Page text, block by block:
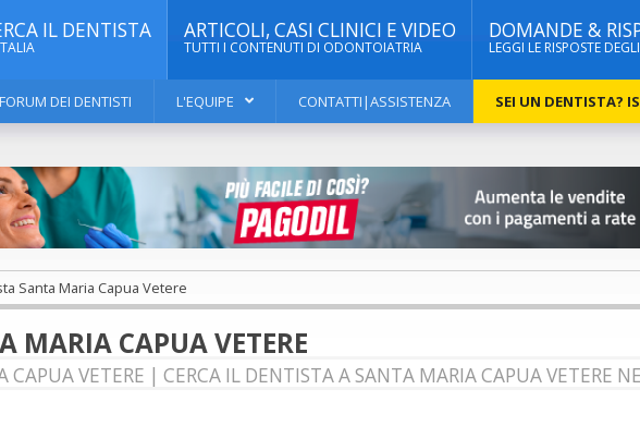
IL DENTISTA ARTICOLI, CASI CLINICI E VIDEO
TUTTI I CONTENUTI DI ODONTOIATRIA
DOMANDE &
LEGGI LE RISPOSTE
DEI DENTISTI L'EQUIPE CONTATTI|ASSISTENZA SEI UN DENTISTA?
Santa Maria Capua Vetere
MARIA CAPUA VETERE
VETERE | CERCA IL DENTISTA A SANTA MARIA CAPUA VETERE